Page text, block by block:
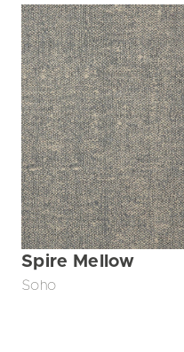
Spire Mellow
Soho